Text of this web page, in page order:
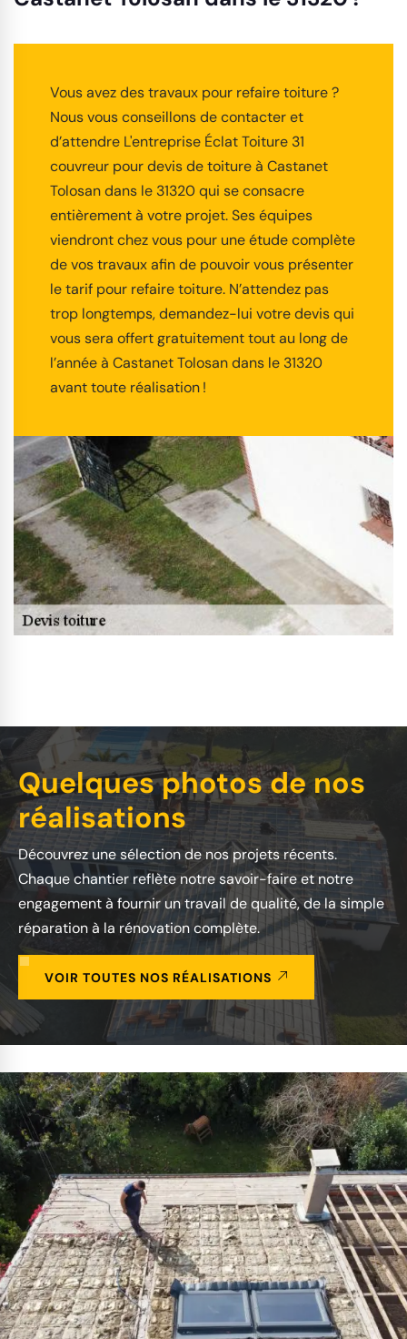
Vous avez des travaux pour refaire toiture ?
Nous vous conseillons de contacter et
d’attendre L'entreprise Éclat Toiture 31
couvreur pour devis de toiture à Castanet
Tolosan dans le 31320 qui se consacre
entièrement à votre projet. Ses équipes
viendront chez vous pour une étude complète
de vos travaux afin de pouvoir vous présenter
le tarif pour refaire toiture. N’attendez pas
trop longtemps, demandez-lui votre devis qui
vous sera offert gratuitement tout au long de
l’année à Castanet Tolosan dans le 31320
avant toute réalisation !
Quelques photos de nos
réalisations
Découvrez une sélection de nos projets récents.
Chaque chantier reflète notre savoir-faire et notre
engagement à fournir un travail de qualité, de la simple
réparation à la rénovation complète.
VOIR TOUTES NOS RÉALISATIONS